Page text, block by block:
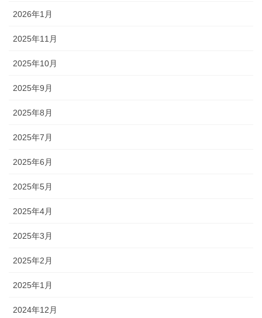
2026年1月
2025年11月
2025年10月
2025年9月
2025年8月
2025年7月
2025年6月
2025年5月
2025年4月
2025年3月
2025年2月
2025年1月
2024年12月